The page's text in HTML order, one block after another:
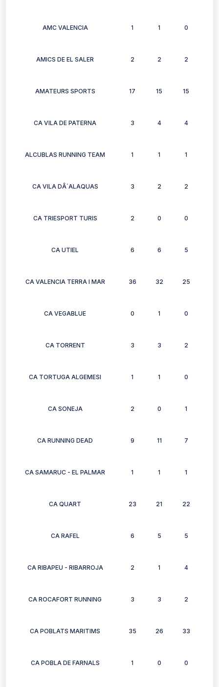
AMC VALENCIA 1 1 0
AMICS DE EL SALER 2 2 2
AMATEURS SPORTS 17 15 15
CA VILA DE PATERNA 3 4 4
ALCUBLAS RUNNING TEAM 1 1 1
CA VILA DÂ´ALAQUAS 3 2 2
CA TRIESPORT TURIS 2 0 0
CA UTIEL 6 6 5
CA VALENCIA TERRA I MAR 36 32 25
CA VEGABLUE 0 1 0
CA TORRENT 3 3 2
CA TORTUGA ALGEMESI 1 1 0
CA SONEJA 2 0 1
CA RUNNING DEAD 9 11 7
CA SAMARUC - EL PALMAR 1 1 1
CA QUART 23 21 22
CA RAFEL 6 5 5
CA RIBAPEU - RIBARROJA 2 1 4
CA ROCAFORT RUNNING 3 3 2
CA POBLATS MARITIMS 35 26 33
CA POBLA DE FARNALS 1 0 0